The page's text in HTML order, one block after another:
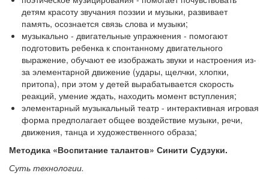
детям красоту звучания поэзии и музыки, развивает
память, осознается связь слова и музыки;
музыкально - двигательные упражнения - помогают
подготовить ребенка к спонтанному двигательного
выражение, обучают ее изображать звуки и настроения из-
за элементарной движение (удары, щелчки, хлопки,
притопа), при этом у детей вырабатывается скорость
реакций, умение ждать, находить момент вступления;
элементарный музыкальный театр - интерактивная игровая
форма предполагает общее воздействие музыки, речи,
движения, танца и художественного образа;
Методика «Воспитание талантов» Синити Судзуки.
Суть технологии.